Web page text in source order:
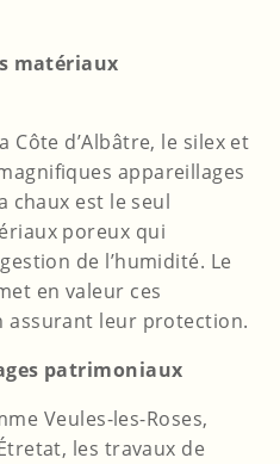
matériaux
Côte d’Albâtre, le silex et
appareillages
chaux est le seul
poreux qui
de l’humidité. Le
en valeur ces
assurant leur protection.
patrimoniaux
Veules-les-Roses,
les travaux de